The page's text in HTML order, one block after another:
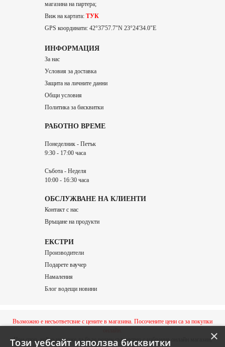
магазина на партера;
Виж на картата: ТУК
GPS координати: 42°37'57.7"N 23°24'34.0"E
ИНФОРМАЦИЯ
За нас
Условия за доставка
Защита на личните данни
Общи условия
Политика за бисквитки
РАБОТНО ВРЕМЕ
Понеделник - Петък
9:30 - 17:00 часа
Събота - Неделя
10:00 - 16:30 часа
ОБСЛУЖВАНЕ НА КЛИЕНТИ
Контакт с нас
Връщане на продукти
ЕКСТРИ
Производители
Подарете ваучер
Намаления
Блог водещи новини
Възможно е несъответсвие с цените в магазина. Посочените цени са за покупки
При спор, който не може да бъде решен съвместно с избрания онлайн магазин,×
Този уебсайт използва бисквитки